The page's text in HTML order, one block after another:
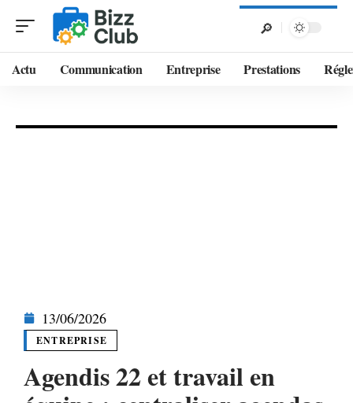
Actu Communication Entreprise Prestations
13/06/2026
ENTREPRISE
Agendis 22 et travail en